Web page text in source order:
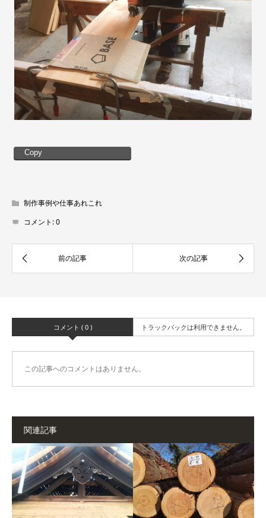
Copy
制作事例や仕事あれこれ
コメント:0
コメント ( 0 ) トラックバックは利用できません。
この記事へのコメントはありません。
関連記事